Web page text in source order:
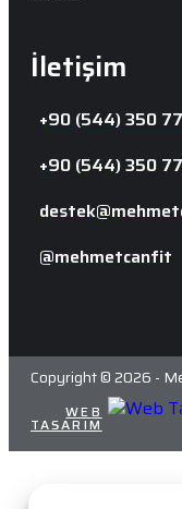
İletişim
+90 (544) 350
+90 (544) 350
@mehmetcanfit
Copyright © 2026 -
WEB
TASARIM